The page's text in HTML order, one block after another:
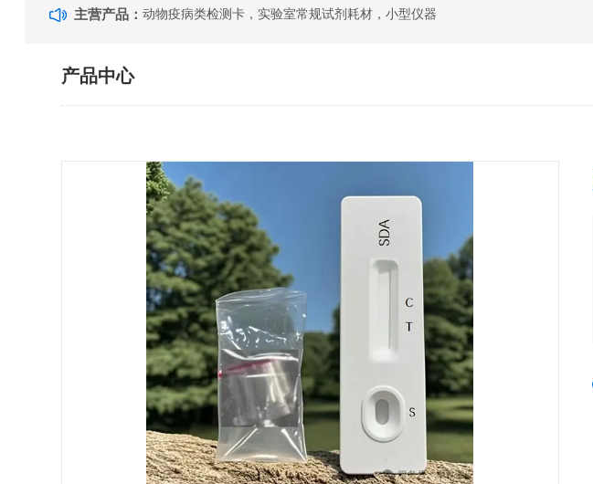
主营产品：动物疫病类检测卡，实验室常规试剂耗材，小型仪器
产品中心